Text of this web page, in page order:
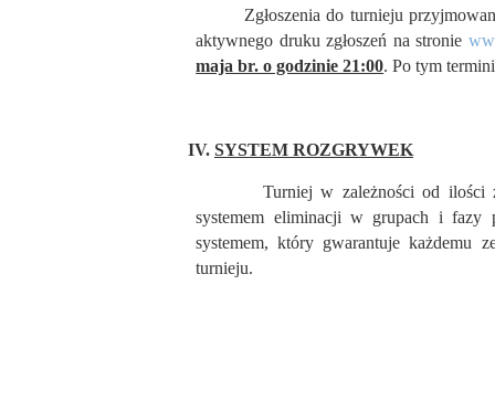
Zgłoszenia do turnieju przyjmowane
aktywnego druku zgłoszeń na stronie
maja br. o godzinie 21:00. Po tym
IV. SYSTEM ROZGRYWEK
Turniej w zależności od ilości
systemem eliminacji w grupach i
systemem, który gwarantuje każdemu
turnieju.